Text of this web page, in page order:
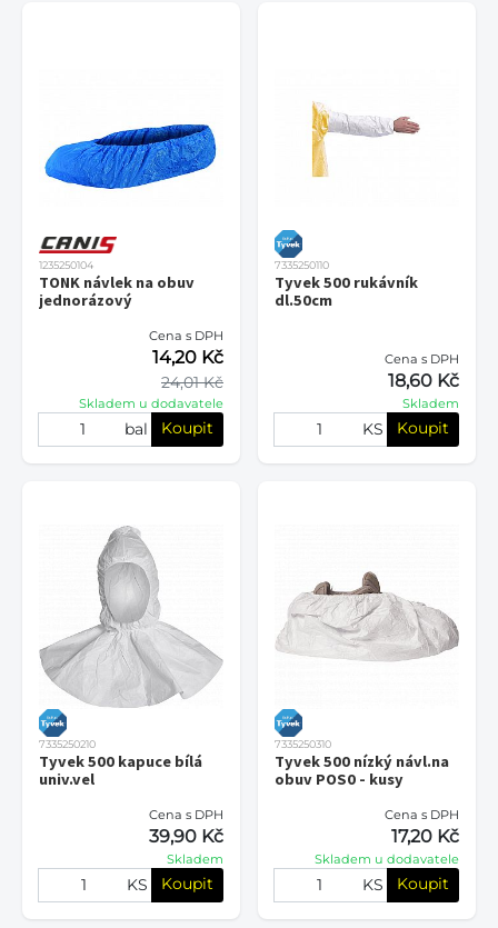
1235250104
TONK návlek na obuv
jednorázový
Cena s DPH
24,01 Kč
14,20 Kč
Skladem u dodavatele
bal Koupit
7335250110
Tyvek 500 rukávník
dl.50cm
Cena s DPH
18,60 Kč
Skladem
KS Koupit
7335250210
Tyvek 500 kapuce bílá
univ.vel
Cena s DPH
39,90 Kč
Skladem
KS Koupit
7335250310
Tyvek 500 nízký návl.na
obuv POS0 - kusy
Cena s DPH
17,20 Kč
Skladem u dodavatele
KS Koupit